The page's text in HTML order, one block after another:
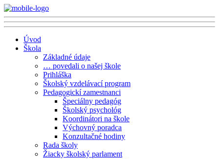
Úvod
Škola
Základné údaje
… povedali o našej škole
Prihláška
Školský vzdelávací program
Pedagogickí zamestnanci
Špeciálny pedagóg
Školský psychológ
Koordinátori na škole
Výchovný poradca
Konzultačné hodiny
Rada školy
Žiacky školský parlament